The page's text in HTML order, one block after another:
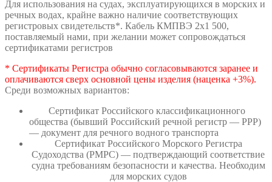
Для использования на судах, эксплуатирующихся в морских и
речных водах, крайне важно наличие соответствующих
регистровых свидетельств*. Кабель КМПВЭ 2х1 500,
поставляемый нами, при желании может сопровождаться
сертификатами регистров
* Сертификаты Регистра обычно согласовываются заранее и
оплачиваются сверх основной цены изделия (наценка +3%).
Среди возможных вариантов:
Сертификат Российского классификационного
общества (бывший Российский речной регистр — РРР)
— документ для речного водного транспорта
Сертификат Российского Морского Регистра
Судоходства (РМРС) — подтверждающий соответствие
судна требованиям безопасности и качества. Необходим
для морских судов